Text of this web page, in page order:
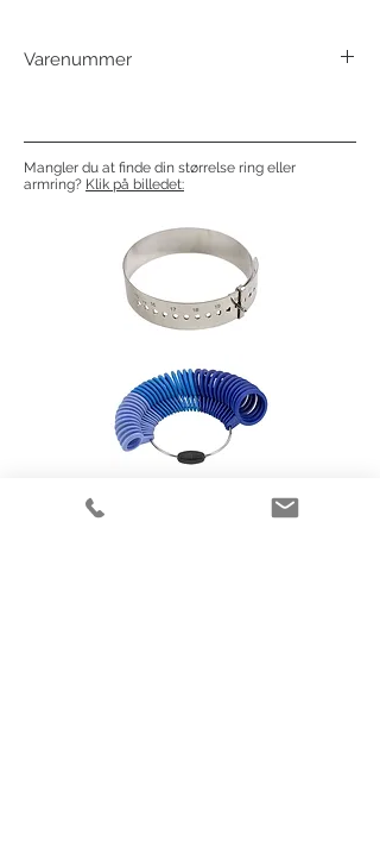
Varenummer
Mangler du at finde din størrelse ring eller
armring? Klik på billedet: